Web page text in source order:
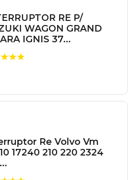
RE P/
WAGON GRAND
IGNIS 37...
Re Volvo Vm
17240 210 220 2324